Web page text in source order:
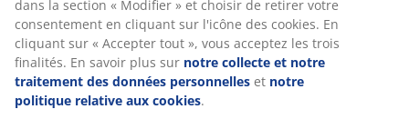
Instructions de montage
Spécifications
dans la section « Modifier » et choisir de retirer votre
consentement en cliquant sur l'icône des cookies. En
cliquant sur « Accepter tout », vous acceptez les trois
finalités. En savoir plus sur notre collecte et notre
traitement des données personnelles et notre
politique relative aux cookies.